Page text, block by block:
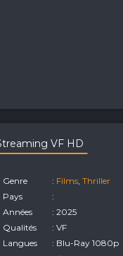
VF HD
Genre : Films,Thriller
Pays
:
Années
: 2025
Qualités
: VF
Langues
: Blu-Ray 1080p